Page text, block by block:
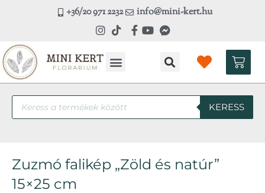
+36/20 971 2232 info@mini-kert.hu
Products
search
KERESS
Zuzmó falikép „Zöld és natúr”
15×25 cm